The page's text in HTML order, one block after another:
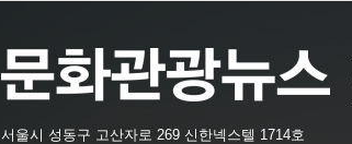
서울시 성동구 고산자로 269 신한넥스텔 1714호